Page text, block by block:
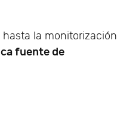
la monitorización
fuente de